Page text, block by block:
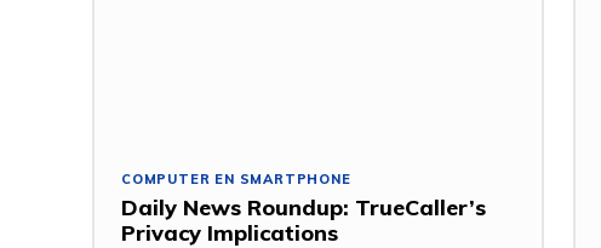
COMPUTER EN SMARTPHONE
Daily News Roundup: TrueCaller’s
Privacy Implications